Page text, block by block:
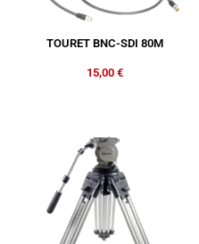
TOURET BNC-SDI 80M
15,00 €